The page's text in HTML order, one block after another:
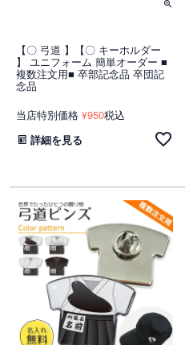
【〇 弓道 】【〇 キーホルダー
】 ユニフォーム 簡単オーダー ■
複数注文用■ 卒部記念品 卒団記
念品
当店特別価格 ¥950税込
詳細を見る